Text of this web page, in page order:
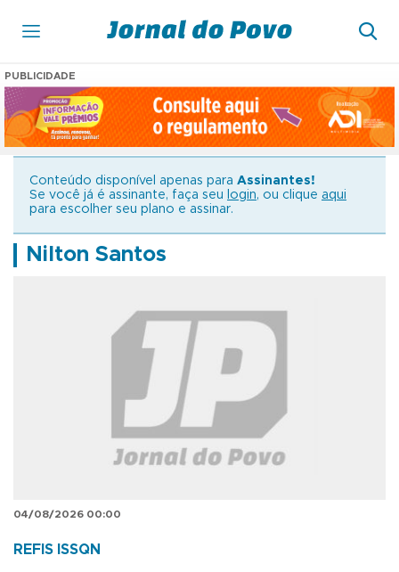
PUBLICIDADE
Conteúdo disponível apenas para Assinantes!
Se você já é assinante, faça seu
login, ou clique aqui
para escolher seu plano e assinar.
Nilton Santos
04/08/2026 00:00
REFIS ISSQN